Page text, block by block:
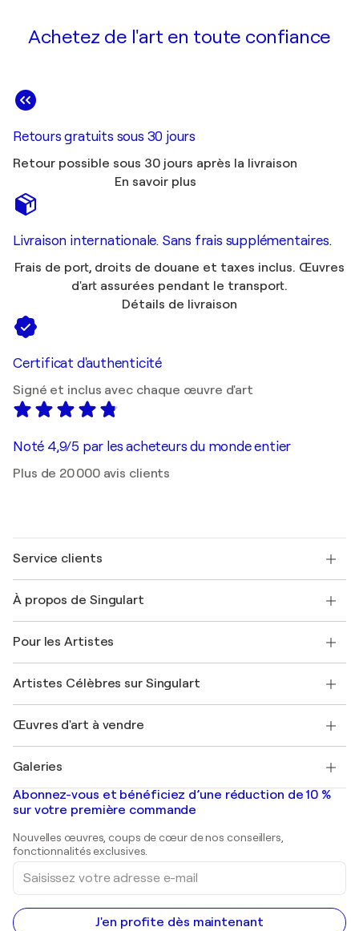
Achetez de l'art en toute confiance
Retours gratuits sous 30 jours
Retour possible sous 30 jours après la livraison
En savoir plus
Livraison internationale. Sans frais supplémentaires.
Frais de port, droits de douane et taxes inclus. Œuvres
d'art assurées pendant le transport.
Détails de livraison
Certificat d'authenticité
Signé et inclus avec chaque œuvre d'art
Noté 4,9/5 par les acheteurs du monde entier
Plus de 20 000 avis clients
Service clients
Expédition
Offrir une carte cadeau
Rejoignez notre programme commercial
Mon compte
+33 1 76 44 06 42
À propos de Singulart
FAQ
Magazine Singulart
Emplois
Découvrez une sélection d'art original
Pour les Artistes
Se connecter en tant qu'Artiste
Artistes Célèbres sur Singulart
Marc Chagall
Banksy
Mr. Brainwash
Shepard Fairey
Œuvres d'art à vendre
Tableaux abstraits à vendre
Peintures de paysage
Estampes
Peintures acryliques
Galeries
Galeries d'art en France
Galeries d'art en Belgique
Abonnez-vous et bénéficiez d’une réduction de 10 %
sur votre première commande
Nouvelles œuvres, coups de cœur de nos conseillers,
fonctionnalités exclusives.
Saisissez
votre
adresse
e-
mail
J'en profite dès maintenant